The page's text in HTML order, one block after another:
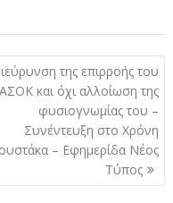
της επιρροής του
και όχι αλλοίωση της
φυσιογνωμίας του –
Συνέντευξη στο Χρόνη
– Εφημερίδα Νέος
Τύπος